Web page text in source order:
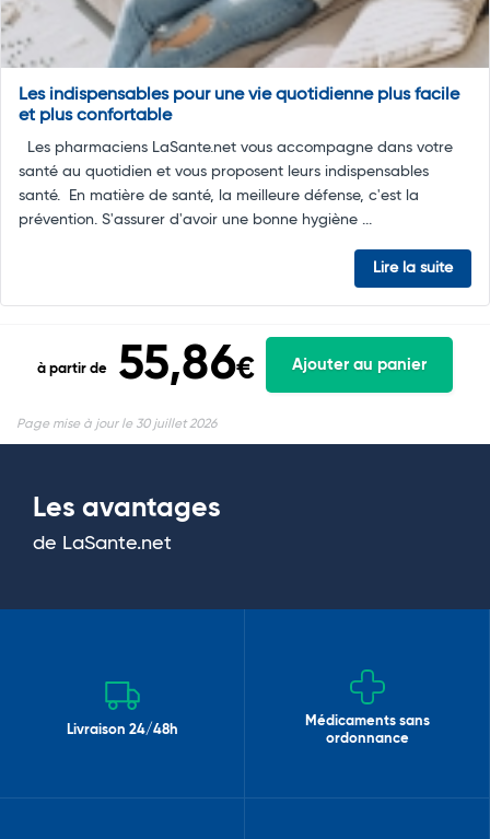
Les indispensables pour une vie quotidienne plus facile
et plus confortable
Les pharmaciens LaSante.net vous accompagne dans votre
santé au quotidien et vous proposent leurs indispensables
santé. En matière de santé, la meilleure défense, c'est la
prévention. S'assurer d'avoir une bonne hygiène ...
Lire la suite
à partir de 55,86€ Ajouter au panier
Page mise à jour le 30 juillet 2026
Les avantages
de LaSante.net
Livraison 24/48h
Médicaments sans
ordonnance